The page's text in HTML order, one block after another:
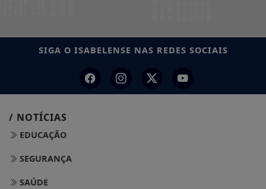
SIGA O ISABELENSE NAS REDES SOCIAIS
/ NOTÍCIAS
EDUCAÇÃO
SEGURANÇA
SAÚDE